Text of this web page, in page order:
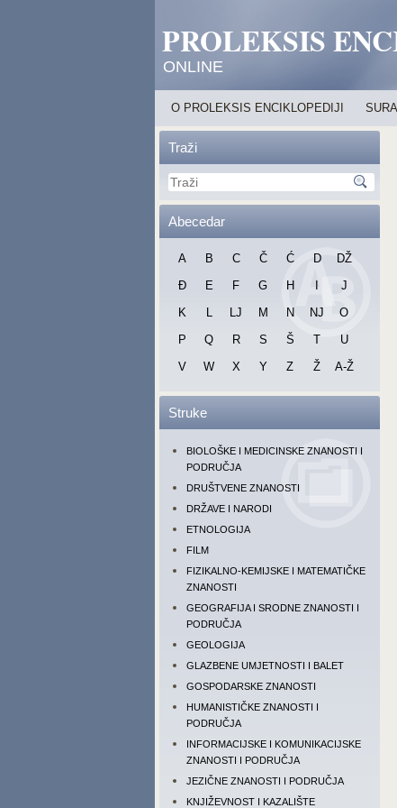
PROLEKSIS
ONLINE
O PROLEKSIS ENCIKLOPEDIJI
Traži
Abecedar
A B C Č Ć D
DŽ
Đ
E F G H
J
K
L LJ M N NJ
O
P
Q R S Š T
U
V
W X Y Z Ž A-Ž
Struke
BIOLOŠKE I MEDICINSKE ZNANOSTI I
PODRUČJA
DRUŠTVENE ZNANOSTI
DRŽAVE I NARODI
ETNOLOGIJA
FILM
FIZIKALNO-KEMIJSKE I MATEMATIČKE
ZNANOSTI
GEOGRAFIJA I SRODNE ZNANOSTI I
PODRUČJA
GEOLOGIJA
GLAZBENE UMJETNOSTI I BALET
GOSPODARSKE ZNANOSTI
HUMANISTIČKE ZNANOSTI I
PODRUČJA
INFORMACIJSKE I KOMUNIKACIJSKE
ZNANOSTI I PODRUČJA
JEZIČNE ZNANOSTI I PODRUČJA
KNJIŽEVNOST I KAZALIŠTE